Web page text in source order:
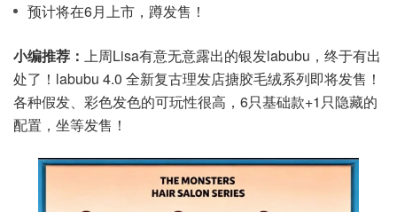
预计将在6月上市，蹲发售！
小编推荐： 上周Lisa有意无意露出的银发labubu，终于有出
处了！labubu 4.0 全新复古理发店搪胶毛绒系列即将发售！
各种假发、彩色发色的可玩性很高，6只基础款+1只隐藏的
配置，坐等发售！